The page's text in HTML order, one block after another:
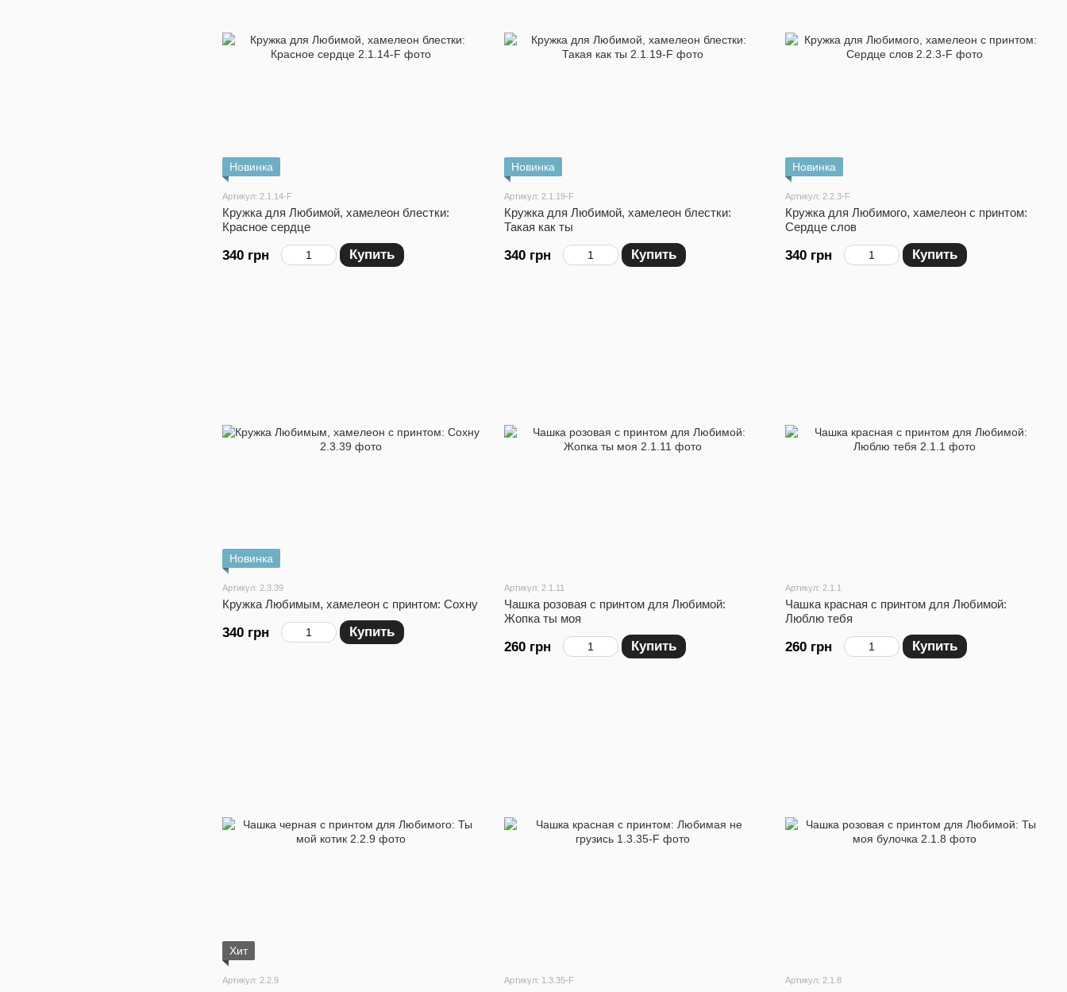
Новинка
Артикул: 2.1.14-F
Кружка для Любимой, хамелеон блестки:
Красное сердце
340 грн Купить
Новинка
Артикул: 2.1.19-F
Кружка для Любимой, хамелеон блестки:
Такая как ты
340 грн Купить
Новинка
Артикул: 2.2.3-F
Кружка для Любимого, хамелеон с принтом:
Сердце слов
340 грн Купить
Новинка
Артикул: 2.3.39
Кружка Любимым, хамелеон с принтом: Сохну
340 грн Купить
Артикул: 2.1.11
Чашка розовая с принтом для Любимой:
Жопка ты моя
260 грн Купить
Артикул: 2.1.1
Чашка красная с принтом для Любимой:
Люблю тебя
260 грн Купить
Хит
Артикул: 2.2.9 Артикул: 1.3.35-F Артикул: 2.1.8